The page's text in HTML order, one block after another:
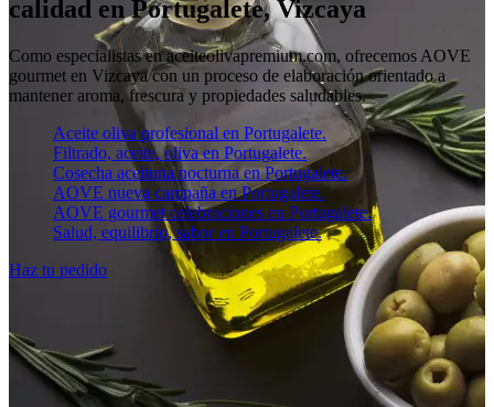
calidad en Portugalete, Vizcaya
Como especialistas en aceiteolivapremium.com, ofrecemos AOVE
gourmet en Vizcaya con un proceso de elaboración orientado a
mantener aroma, frescura y propiedades saludables.
Aceite oliva profesional en Portugalete.
Filtrado, aceite, oliva en Portugalete.
Cosecha aceituna nocturna en Portugalete.
AOVE nueva campaña en Portugalete.
AOVE gourmet celebraciones en Portugalete.
Salud, equilibrio, sabor en Portugalete.
Haz tu pedido